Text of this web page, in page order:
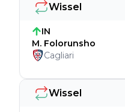
Wissel
Wissel
IN
M. Folorunsho
Cagliari